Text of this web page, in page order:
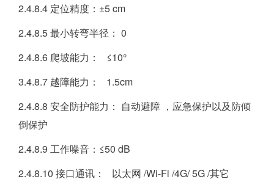
2.4.8.4 定位精度：±5 cm
2.4.8.5 最小转弯半径： 0
2.4.8.6 爬坡能力： ≤10°
3.4.8.7 越障能力： 1.5cm
2.4.8.8 安全防护能力： 自动避障 ，应急保护以及防倾
倒保护
2.4.8.9 工作噪音：≤50 dB
2.4.8.10 接口通讯： 以太网 /Wi-Fi /4G/ 5G /其它